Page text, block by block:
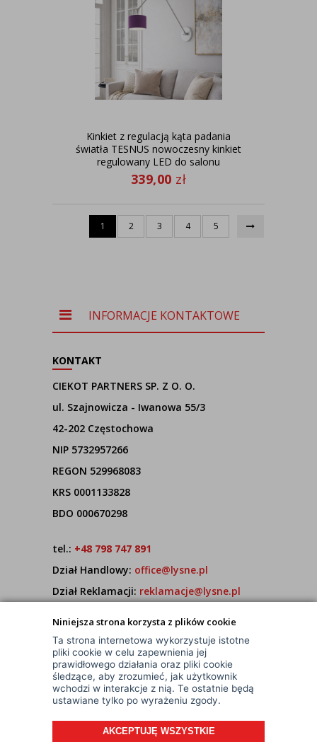
Niniejsza strona korzysta z plików cookie
Ta strona internetowa wykorzystuje istotne
pliki cookie w celu zapewnienia jej
prawidłowego działania oraz pliki cookie
śledzące, aby zrozumieć, jak użytkownik
wchodzi w interakcje z nią. Te ostatnie będą
ustawiane tylko po wyrażeniu zgody.
AKCEPTUJĘ WSZYSTKIE
Kinkiet z regulacją kąta padania
światła TESNUS nowoczesny kinkiet
regulowany LED do salonu
339,00 zł
1 2 3 4 5
INFORMACJE KONTAKTOWE
KONTAKT
CIEKOT PARTNERS SP. Z O. O.
ul. Szajnowicza - Iwanowa 55/3
42-202 Częstochowa
NIP 5732957266
REGON 529968083
KRS 0001133828
BDO 000670298
tel.: +48 798 747 891
Dział Handlowy: office@lysne.pl
Dział Reklamacji: reklamacje@lysne.pl
7:00 - 15:00
© Wszelkie Prawa Zastrzeżone